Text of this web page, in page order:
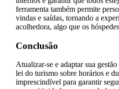
ferramenta também permite
vindas e saídas, tornando a
acolhedora, algo que os
Conclusão
Atualizar-se e adaptar sua
lei do turismo sobre horários e
imprescindível para garantir